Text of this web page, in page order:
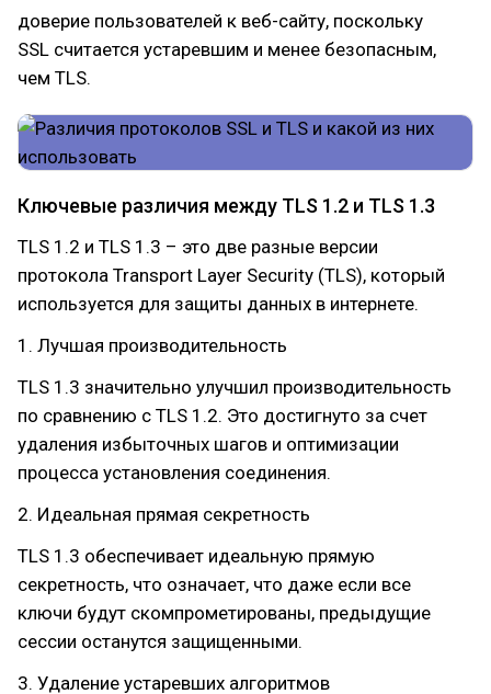
доверие пользователей к веб-сайту, поскольку
SSL считается устаревшим и менее безопасным,
чем TLS.
Ключевые различия между TLS 1.2 и TLS 1.3
TLS 1.2 и TLS 1.3 – это две разные версии
протокола Transport Layer Security (TLS), который
используется для защиты данных в интернете.
1. Лучшая производительность
TLS 1.3 значительно улучшил производительность
по сравнению с TLS 1.2. Это достигнуто за счет
удаления избыточных шагов и оптимизации
процесса установления соединения.
2. Идеальная прямая секретность
TLS 1.3 обеспечивает идеальную прямую
секретность, что означает, что даже если все
ключи будут скомпрометированы, предыдущие
сессии останутся защищенными.
3. Удаление устаревших алгоритмов